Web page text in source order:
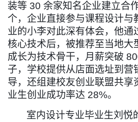
装等 30 余家知名企业建立合
个，企业直接参与课程设计与
业的小李对此深有体会，他通
核心技术后，被推荐至当地大
成长为技术骨干，月薪突破
子，学校提供从店面选址到营
导，还组建校友创业联盟共享
业生创业成功率达 28%。
室内设计专业毕业生刘悦